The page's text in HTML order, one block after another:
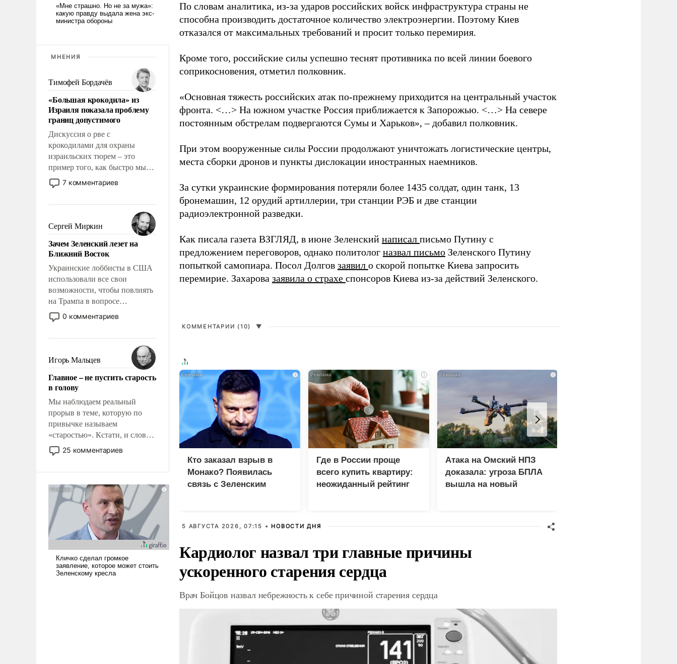
МНЕНИЯ
Тимофей Бордачёв
«Большая крокодила» из
Израиля показала проблему
границ допустимого
Дискуссия о рве с
крокодилами для охраны
израильских тюрем – это
пример того, как быстро мы
двигаемся по пути
революционных изменений.
псевдонаучной фантастики,
стало всерьез обсуждаемой
идеей.
7 комментариев
Сергей Миркин
Зачем Зеленский лезет на
Ближний Восток
Украинские лоббисты в США
использовали все свои
возможности, чтобы повлиять
на Трампа в вопросе
предоставления вооружений
своим нанимателям. Вероятно,
консультирует Киев, пришла в
голову мысль: хорошо бы
продемонстрировать, что
Украина вступила в
вооруженное противостояние
с Ираном.
0 комментариев
Игорь Мальцев
Главное – не пустить старость
в голову
Мы наблюдаем реальный
прорыв в теме, которую по
привычке называем
«старостью». Кстати, и слово-
то это уже стараются не
использовать – так же, как
что оно уже несет негативные
коннотации.
25 комментариев
По словам аналитика, из-за ударов российских войск инфраструктура страны не
способна производить достаточное количество электроэнергии. Поэтому Киев
отказался от максимальных требований и просит только перемирия.
Кроме того, российские силы успешно теснят противника по всей линии боевого
соприкосновения, отметил полковник.
«Основная тяжесть российских атак по-прежнему приходится на центральный участок
фронта. <…> На южном участке Россия приближается к Запорожью. <…> На севере
постоянным обстрелам подвергаются Сумы и Харьков», – добавил полковник.
При этом вооруженные силы России продолжают уничтожать логистические центры,
места сборки дронов и пункты дислокации иностранных наемников.
За сутки украинские формирования потеряли более 1435 солдат, один танк, 13
бронемашин, 12 орудий артиллерии, три станции РЭБ и две станции
радиоэлектронной разведки.
Как писала газета ВЗГЛЯД, в июне Зеленский написал письмо Путину с
предложением переговоров, однако политолог назвал письмо Зеленского Путину
попыткой самопиара. Посол Долгов заявил о скорой попытке Киева запросить
перемирие. Захарова заявила о страхе спонсоров Киева из-за действий Зеленского.
КОММЕНТАРИИ (10) ▼
i
Кто заказал взрыв в
Монако? Появилась
связь с Зеленским
i
Где в России проще
всего купить квартиру:
неожиданный рейтинг
i
Атака на Омский НПЗ
доказала: угроза БПЛА
вышла на новый
5 АВГУСТА 2026, 07:15 • НОВОСТИ ДНЯ
Кардиолог назвал три главные причины
ускоренного старения сердца
Врач Бойцов назвал небрежность к себе причиной старения сердца